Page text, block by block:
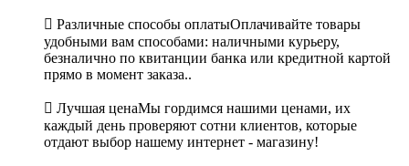
 Различные способы оплатыОплачивайте товары
удобными вам способами: наличными курьеру,
безналично по квитанции банка или кредитной картой
прямо в момент заказа..
 Лучшая ценаМы гордимся нашими ценами, их
каждый день проверяют сотни клиентов, которые
отдают выбор нашему интернет - магазину!